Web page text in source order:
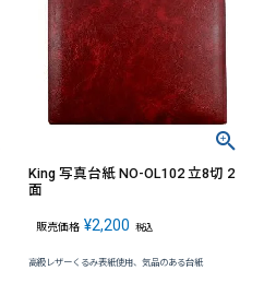
King 写真台紙 NO-OL102 立8切 2
面
販売価格 ¥2,200 税込
高級レザーくるみ表紙使用、気品のある台紙